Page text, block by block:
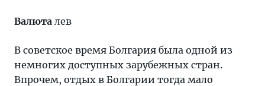
Валюта лев
В советское время Болгария была одной из
немногих доступных зарубежных стран.
Впрочем, отдых в Болгарии тогда мало